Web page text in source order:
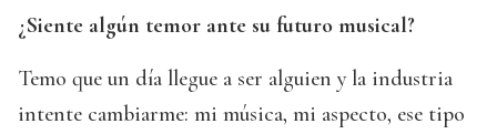
¿Siente algún temor ante su futuro musical?
Temo que un día llegue a ser alguien y la industria
intente cambiarme: mi música, mi aspecto, ese tipo